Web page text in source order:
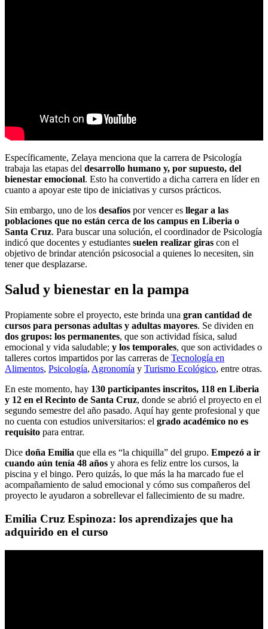
Específicamente, Zelaya menciona que la carrera de Psicología
trabaja las etapas del desarrollo humano y, por supuesto, del
bienestar emocional. Esto ha convertido a dicha carrera en líder en
cuanto a apoyar este tipo de iniciativas y cursos prácticos.
Sin embargo, uno de los desafíos por vencer es llegar a las
poblaciones que no están cerca de los campus en Liberia o
Santa Cruz. Para buscar una solución, el coordinador de Psicología
indicó que docentes y estudiantes suelen realizar giras con el
objetivo de brindar atención psicosocial a quienes lo necesiten, sin
tener que desplazarse.
Salud y bienestar en la pampa
Propiamente sobre el proyecto, este brinda una gran cantidad de
cursos para personas adultas y adultas mayores. Se dividen en
dos grupos: los permanentes, que son actividad física, salud
emocional y vida saludable; y los temporales, que son actividades o
talleres cortos impartidos por las carreras de Tecnología en
Alimentos, Psicología, Agronomía y Turismo Ecológico, entre otras.
En este momento, hay 130 participantes inscritos, 118 en Liberia
y 12 en el Recinto de Santa Cruz, donde se abrió el proyecto en el
segundo semestre del año pasado. Aquí hay gente profesional y que
no cuenta con estudios universitarios: el grado académico no es
requisito para entrar.
Dice doña Emilia que ella es “la chiquilla” del grupo. Empezó a ir
cuando aún tenía 48 años y ahora es feliz entre los cursos, la
piscina y el bingo. Pero quizás, lo que más la ha marcado fue el
acompañamiento de salud emocional y cómo sus compañeros del
proyecto le ayudaron a sobrellevar el fallecimiento de su madre.
Emilia Cruz Espinoza: los aprendizajes que ha
adquirido en el curso